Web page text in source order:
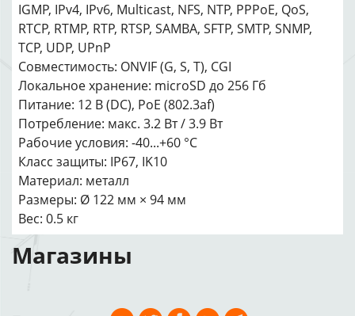
IGMP, IPv4, IPv6, Multicast, NFS, NTP, PPPoE, QoS,
RTCP, RTMP, RTP, RTSP, SAMBA, SFTP, SMTP, SNMP,
TCP, UDP, UPnP
Совместимость: ONVIF (G, S, T), CGI
Локальное хранение: microSD до 256 Гб
Питание: 12 В (DC), PoE (802.3af)
Потребление: макс. 3.2 Вт / 3.9 Вт
Рабочие условия: -40...+60 °C
Класс защиты: IP67, IK10
Материал: металл
Размеры: Ø 122 мм × 94 мм
Вес: 0.5 кг
Магазины